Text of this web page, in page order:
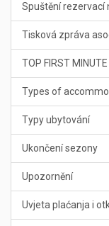
Spuštění rezervací
Tisková zpráva
TOP FIRST
Types of
Typy ubytování
Ukončení sezony
Upozornění
Uvjeta plaćanja i